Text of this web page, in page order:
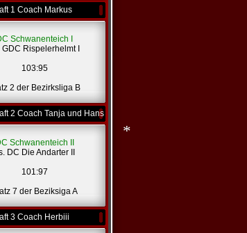
1 Coach Markus
Schwanenteich I
GDC Rispelerhelmt I
103:95
2 der Bezirksliga B
2 Coach Tanja und Hans
Schwanenteich II
DC Die Andarter II
101:97
7 der Beziksiga A
3 Coach Herbiii